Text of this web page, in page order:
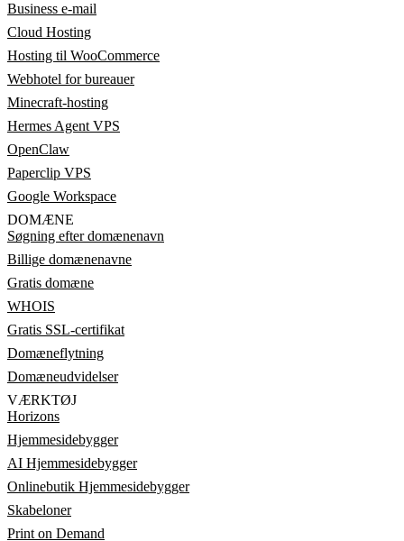
Business e-mail
Cloud Hosting
Hosting til WooCommerce
Webhotel for bureauer
Minecraft-hosting
Hermes Agent VPS
OpenClaw
Paperclip VPS
Google Workspace
DOMÆNE
Søgning efter domænenavn
Billige domænenavne
Gratis domæne
WHOIS
Gratis SSL-certifikat
Domæneflytning
Domæneudvidelser
VÆRKTØJ
Horizons
Hjemmesidebygger
AI Hjemmesidebygger
Onlinebutik Hjemmesidebygger
Skabeloner
Print on Demand